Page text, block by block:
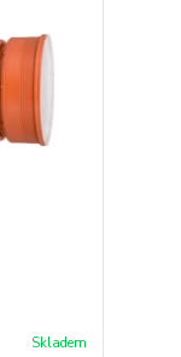
Skladem